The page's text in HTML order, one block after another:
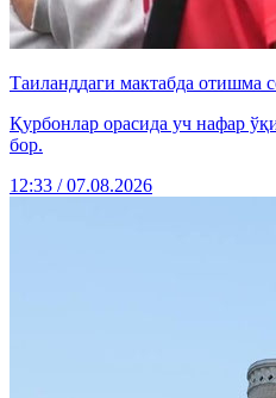
Таиланддаги мактабда отишма
Қурбонлар орасида уч нафар
бор.
12:33 / 07.08.2026